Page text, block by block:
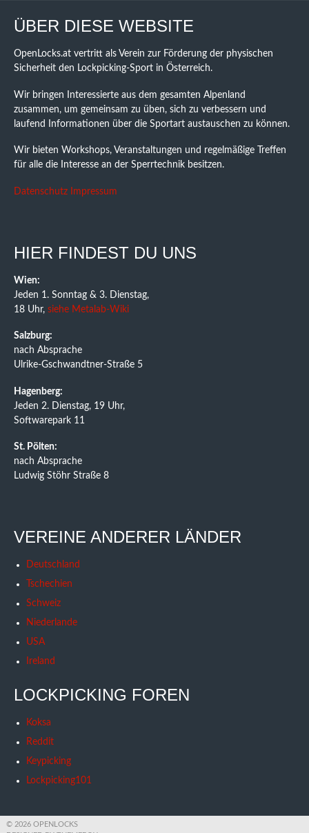
ÜBER DIESE WEBSITE
OpenLocks.at vertritt als Verein zur Förderung der physischen
Sicherheit den Lockpicking-Sport in Österreich.
Wir bringen Interessierte aus dem gesamten Alpenland
zusammen, um gemeinsam zu üben, sich zu verbessern und
laufend Informationen über die Sportart austauschen zu können.
Wir bieten Workshops, Veranstaltungen und regelmäßige Treffen
für alle die Interesse an der Sperrtechnik besitzen.
Datenschutz Impressum
HIER FINDEST DU UNS
Wien:
Jeden 1. Sonntag & 3. Dienstag,
18 Uhr, siehe Metalab-Wiki
Salzburg:
nach Absprache
Ulrike-Gschwandtner-Straße 5
Hagenberg:
Jeden 2. Dienstag, 19 Uhr,
Softwarepark 11
St. Pölten:
nach Absprache
Ludwig Stöhr Straße 8
VEREINE ANDERER LÄNDER
Deutschland
Tschechien
Schweiz
Niederlande
USA
Ireland
LOCKPICKING FOREN
Koksa
Reddit
Keypicking
Lockpicking101
© 2026 OPENLOCKS